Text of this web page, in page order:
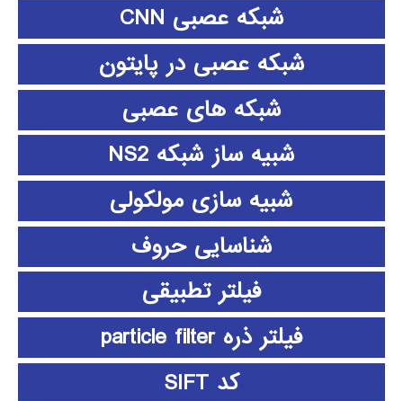
شبکه عصبی CNN
شبکه عصبی در پایتون
شبکه های عصبی
شبیه ساز شبکه NS2
شبیه سازی مولکولی
شناسایی حروف
فیلتر تطبیقی
فیلتر ذره particle filter
کد SIFT